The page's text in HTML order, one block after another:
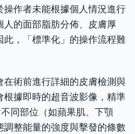
作者未能根據個人情況進行
的面部脂肪分佈、皮膚厚
，「標準化」的操作流程難
在術前進行詳細的皮膚檢測與
據即時的超音波影像，精準
同部位（如蘋果肌、下顎
整能量的強度與擊發的條數